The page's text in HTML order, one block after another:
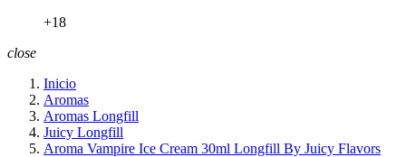
+18
close
Inicio
Aromas
Aromas Longfill
Juicy Longfill
Aroma Vampire Ice Cream 30ml Longfill By Juicy Flavors